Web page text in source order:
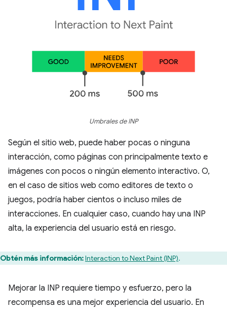
Umbrales de INP
Según el sitio web, puede haber pocas o ninguna
interacción, como páginas con principalmente texto e
imágenes con pocos o ningún elemento interactivo. O,
en el caso de sitios web como editores de texto o
juegos, podría haber cientos o incluso miles de
interacciones. En cualquier caso, cuando hay una INP
alta, la experiencia del usuario está en riesgo.
Obtén más información:Interaction to Next Paint (INP).
Mejorar la INP requiere tiempo y esfuerzo, pero la
recompensa es una mejor experiencia del usuario. En